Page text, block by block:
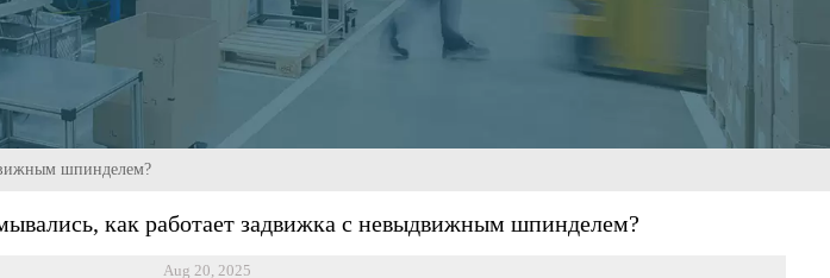
шпинделем?
как работает задвижка с невыдвижным шпинделем?
Aug 20, 2025